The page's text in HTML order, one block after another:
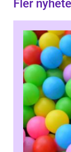
Fler